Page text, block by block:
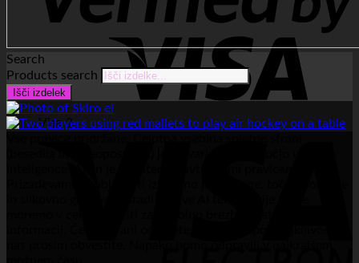
Visa 2
Search
Products search
Išči izdelek